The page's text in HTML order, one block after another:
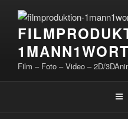
Inhalt
springen
1MANN1WORT
Film – Foto – Video – 2D/